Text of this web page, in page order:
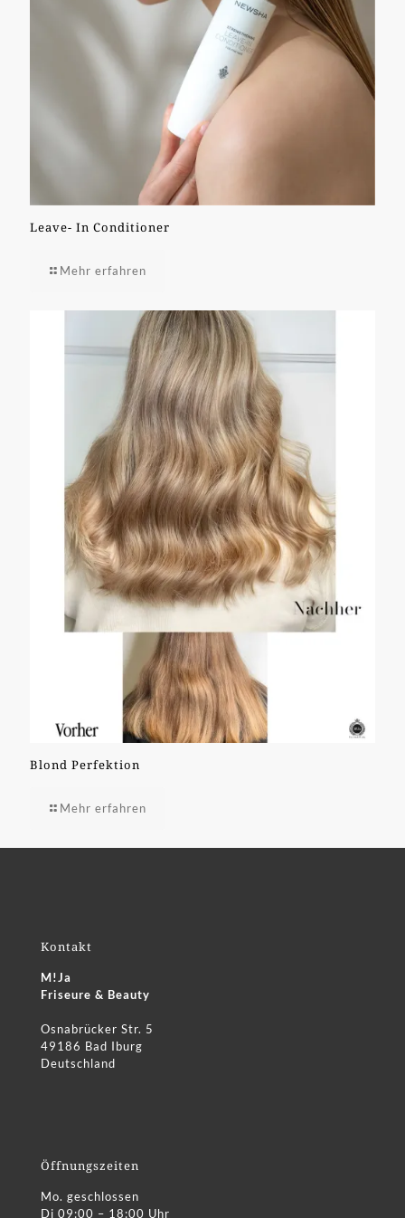
Leave- In Conditioner
Mehr erfahren
Blond Perfektion
Mehr erfahren
Kontakt
M!Ja
Friseure & Beauty
Osnabrücker Str. 5
49186 Bad Iburg
Deutschland
Öffnungszeiten
Mo. geschlossen
Di 09:00 – 18:00 Uhr